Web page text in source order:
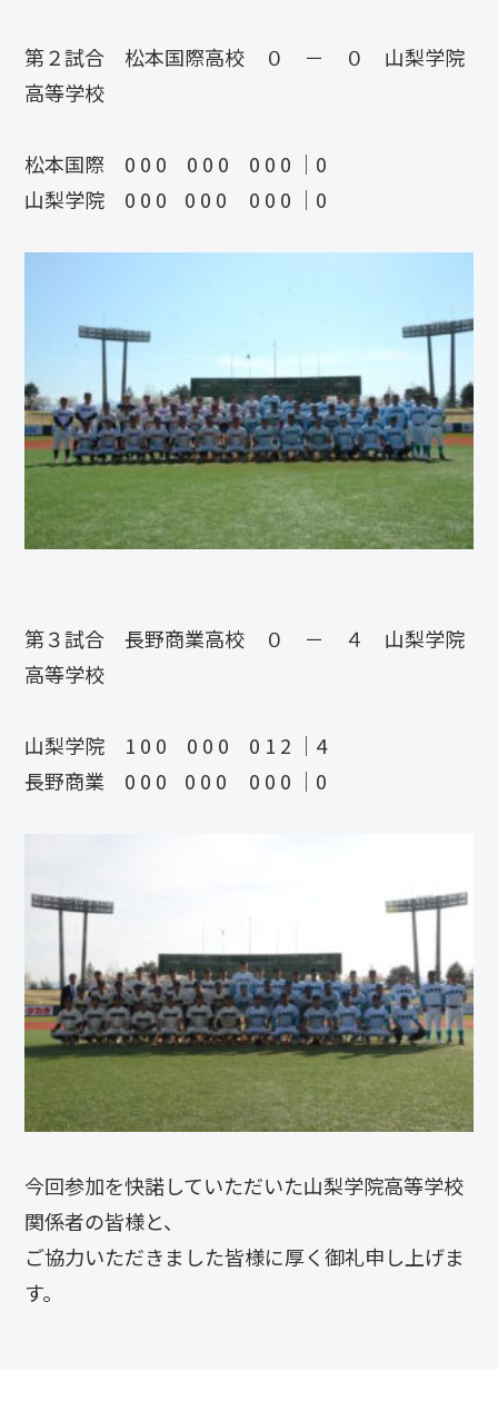
第２試合 松本国際高校 ０ － ０ 山梨学院
高等学校
松本国際 0 0 0 0 0 0 0 0 0 ｜0
山梨学院 0 0 0 0 0 0 0 0 0 ｜0
第３試合 長野商業高校 ０ － ４ 山梨学院
高等学校
山梨学院 1 0 0 0 0 0 0 1 2 ｜4
長野商業 0 0 0 0 0 0 0 0 0 ｜0
今回参加を快諾していただいた山梨学院高等学校
関係者の皆様と、
ご協力いただきました皆様に厚く御礼申し上げま
す。